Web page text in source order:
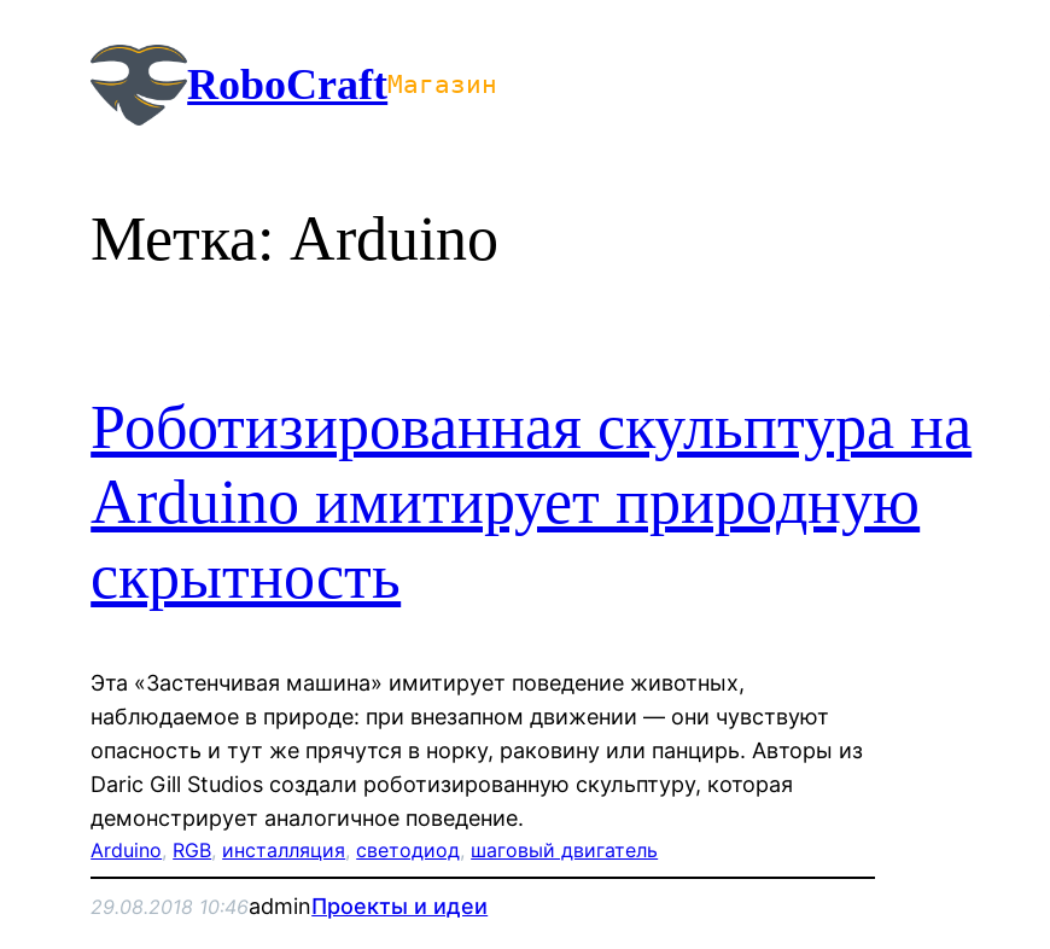
содержимому
RoboCraftМагазин
Метка:Arduino
Роботизированная скульптура на
Arduino имитирует природную
скрытность
Эта «Застенчивая машина» имитирует поведение животных,
наблюдаемое в природе: при внезапном движении — они чувствуют
опасность и тут же прячутся в норку, раковину или панцирь. Авторы из
Daric Gill Studios создали роботизированную скульптуру, которая
демонстрирует аналогичное поведение.
Arduino, RGB, инсталляция, светодиод, шаговый двигатель
29.08.2018 10:46adminПроекты и идеи